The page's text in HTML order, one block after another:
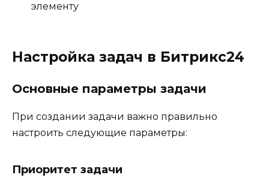
элементу
Настройка задач в Битрикс24
Основные параметры задачи
При создании задачи важно правильно
настроить следующие параметры:
Приоритет задачи